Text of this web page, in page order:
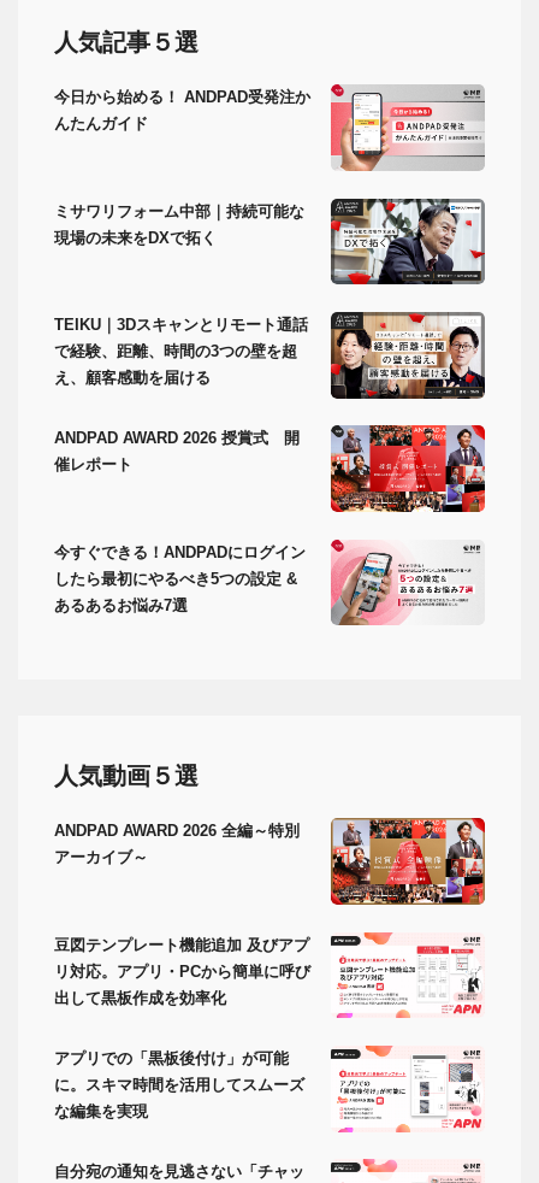
人気記事５選
今日から始める！ ANDPAD受発注か
んたんガイド
ミサワリフォーム中部｜持続可能な
現場の未来をDXで拓く
TEIKU｜3Dスキャンとリモート通話
で経験、距離、時間の3つの壁を超
え、顧客感動を届ける
ANDPAD AWARD 2026 授賞式 開
催レポート
今すぐできる！ANDPADにログイン
したら最初にやるべき5つの設定 &
あるあるお悩み7選
人気動画５選
ANDPAD AWARD 2026 全編～特別
アーカイブ～
豆図テンプレート機能追加 及びアプ
リ対応。アプリ・PCから簡単に呼び
出して黒板作成を効率化
アプリでの「黒板後付け」が可能
に。スキマ時間を活用してスムーズ
な編集を実現
自分宛の通知を見逃さない「チャッ